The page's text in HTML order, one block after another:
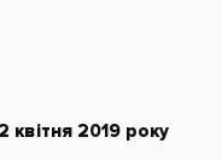
квітня 2019 року